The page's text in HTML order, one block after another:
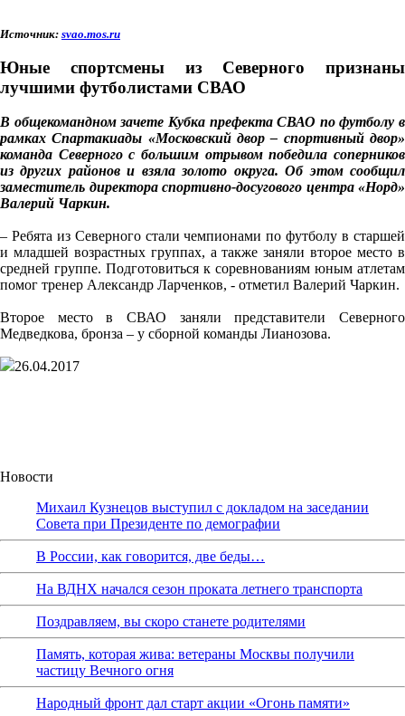
Источник: svao.mos.ru
Юные спортсмены из Северного признаны
лучшими футболистами СВАО
В общекомандном зачете Кубка префекта СВАО по футболу в
рамках Спартакиады «Московский двор – спортивный двор»
команда Северного с большим отрывом победила соперников
из других районов и взяла золото округа. Об этом сообщил
заместитель директора спортивно-досугового центра «Норд»
Валерий Чаркин.
– Ребята из Северного стали чемпионами по футболу в старшей
и младшей возрастных группах, а также заняли второе место в
средней группе. Подготовиться к соревнованиям юным атлетам
помог тренер Александр Ларченков, - отметил Валерий Чаркин.
Второе место в СВАО заняли представители Северного
Медведкова, бронза – у сборной команды Лианозова.
26.04.2017
Новости
Михаил Кузнецов выступил с докладом на заседании
Совета при Президенте по демографии
В России, как говорится, две беды…
На ВДНХ начался сезон проката летнего транспорта
Поздравляем, вы скоро станете родителями
Память, которая жива: ветераны Москвы получили
частицу Вечного огня
Народный фронт дал старт акции «Огонь памяти»